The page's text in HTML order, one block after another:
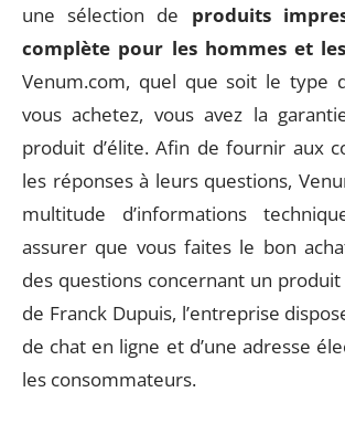
une sélection de produits
complète pour les hommes et
Venum.com, quel que soit le type
vous achetez, vous avez la
produit d’élite. Afin de fournir aux
les réponses à leurs questions,
multitude d’informations
assurer que vous faites le bon
des questions concernant un produit
de Franck Dupuis, l’entreprise
de chat en ligne et d’une adresse
les consommateurs.